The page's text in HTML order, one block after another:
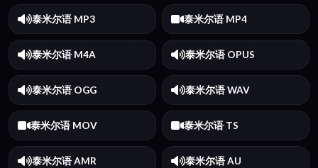
泰米尔语 MP3 泰米尔语 MP4
泰米尔语 M4A 泰米尔语 OPUS
泰米尔语 OGG 泰米尔语 WAV
泰米尔语 MOV 泰米尔语 TS
泰米尔语 AMR 泰米尔语 AU